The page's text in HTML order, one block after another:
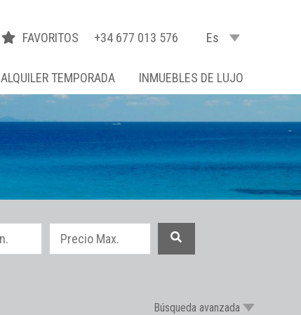
FAVORITOS +34 677 013 576 Es
ALQUILER TEMPORADA INMUEBLES DE LUJO
Búsqueda avanzada